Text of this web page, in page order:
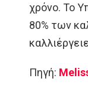
χρόνο. Το
80% των
Πηγή: